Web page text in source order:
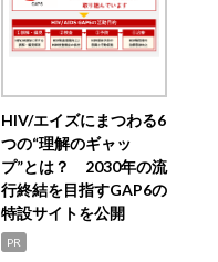
HIV/エイズにまつわる6
つの“理解のギャッ
プ”とは？ 2030年の流
行終結を目指すGAP6の
特設サイトを公開
PR